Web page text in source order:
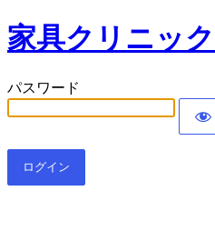
家具クリニック
パスワード